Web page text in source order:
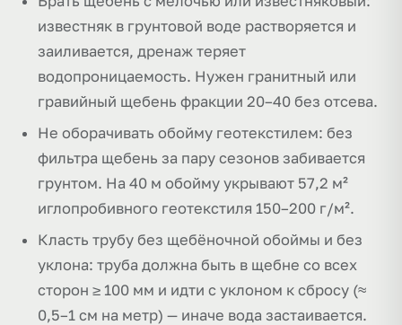
известняк в грунтовой воде растворяется и
заиливается, дренаж теряет
водопроницаемость. Нужен гранитный или
гравийный щебень фракции 20–40 без отсева.
Не оборачивать обойму геотекстилем: без
фильтра щебень за пару сезонов забивается
грунтом. На 40 м обойму укрывают 57,2 м²
иглопробивного геотекстиля 150–200 г/м².
Класть трубу без щебёночной обоймы и без
уклона: труба должна быть в щебне со всех
сторон ≥ 100 мм и идти с уклоном к сбросу (≈
0,5–1 см на метр) — иначе вода застаивается.